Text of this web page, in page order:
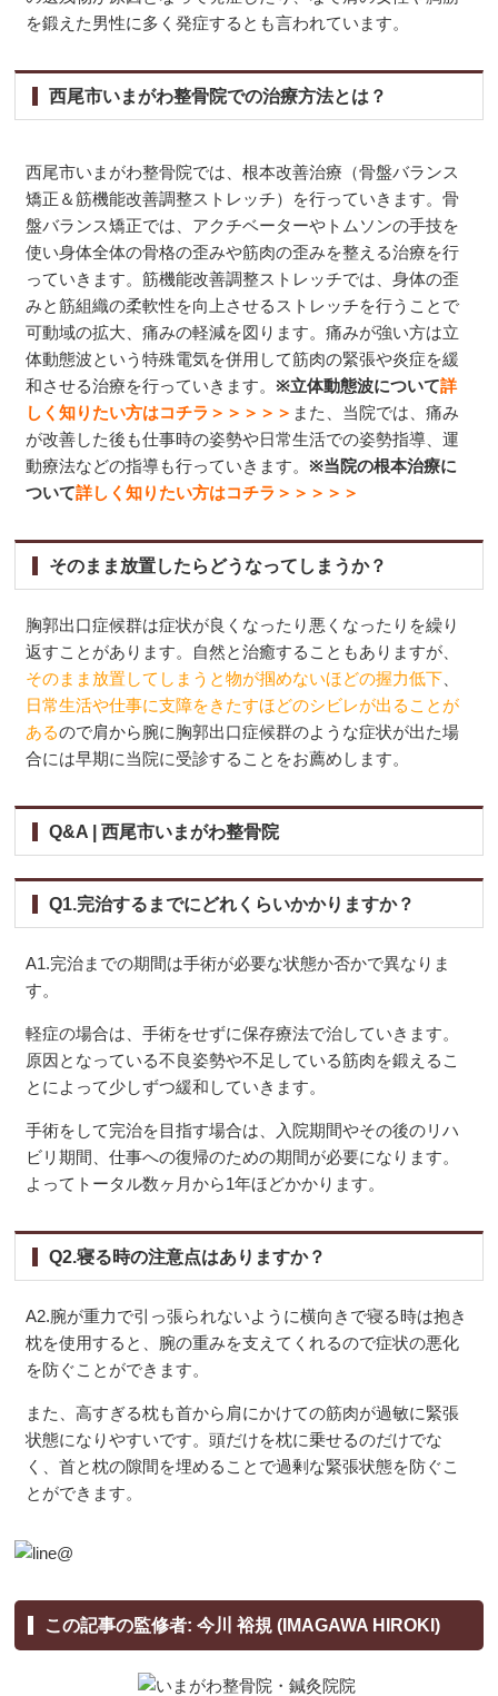
を鍛えた男性に多く発症するとも言われています。
西尾市いまがわ整骨院での治療方法とは？
西尾市いまがわ整骨院では、根本改善治療（骨盤バランス
矯正＆筋機能改善調整ストレッチ）を行っていきます。骨
盤バランス矯正では、アクチベーターやトムソンの手技を
使い身体全体の骨格の歪みや筋肉の歪みを整える治療を行
っていきます。筋機能改善調整ストレッチでは、身体の歪
みと筋組織の柔軟性を向上させるストレッチを行うことで
可動域の拡大、痛みの軽減を図ります。痛みが強い方は立
体動態波という特殊電気を併用して筋肉の緊張や炎症を緩
和させる治療を行っていきます。※立体動態波について詳
しく知りたい方はコチラ＞＞＞＞＞ また、当院では、痛み
が改善した後も仕事時の姿勢や日常生活での姿勢指導、運
動療法などの指導も行っていきます。※当院の根本治療に
ついて詳しく知りたい方はコチラ＞＞＞＞＞
そのまま放置したらどうなってしまうか？
胸郭出口症候群は症状が良くなったり悪くなったりを繰り
返すことがあります。自然と治癒することもありますが、
そのまま放置してしまうと物が掴めないほどの握力低下
日常生活や仕事に支障をきたすほどのシビレが出ることが
あるので肩から腕に胸郭出口症候群のような症状が出た場
合には早期に当院に受診することをお薦めします。
Q&A | 西尾市いまがわ整骨院
Q1.完治するまでにどれくらいかかりますか？
A1.完治までの期間は手術が必要な状態か否かで異なりま
す。
軽症の場合は、手術をせずに保存療法で治していきます。
原因となっている不良姿勢や不足している筋肉を鍛えるこ
とによって少しずつ緩和していきます。
手術をして完治を目指す場合は、入院期間やその後のリハ
ビリ期間、仕事への復帰のための期間が必要になります。
よってトータル数ヶ月から1年ほどかかります。
Q2.寝る時の注意点はありますか？
A2.腕が重力で引っ張られないように横向きで寝る時は抱き
枕を使用すると、腕の重みを支えてくれるので症状の悪化
を防ぐことができます。
また、高すぎる枕も首から肩にかけての筋肉が過敏に緊張
状態になりやすいです。頭だけを枕に乗せるのだけでな
く、首と枕の隙間を埋めることで過剰な緊張状態を防ぐこ
とができます。
この記事の監修者: 今川 裕規 (IMAGAWA HIROKI)